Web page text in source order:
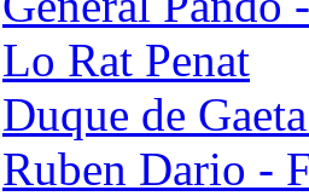
Lo Rat Penat
Duque de
Ruben Dario -